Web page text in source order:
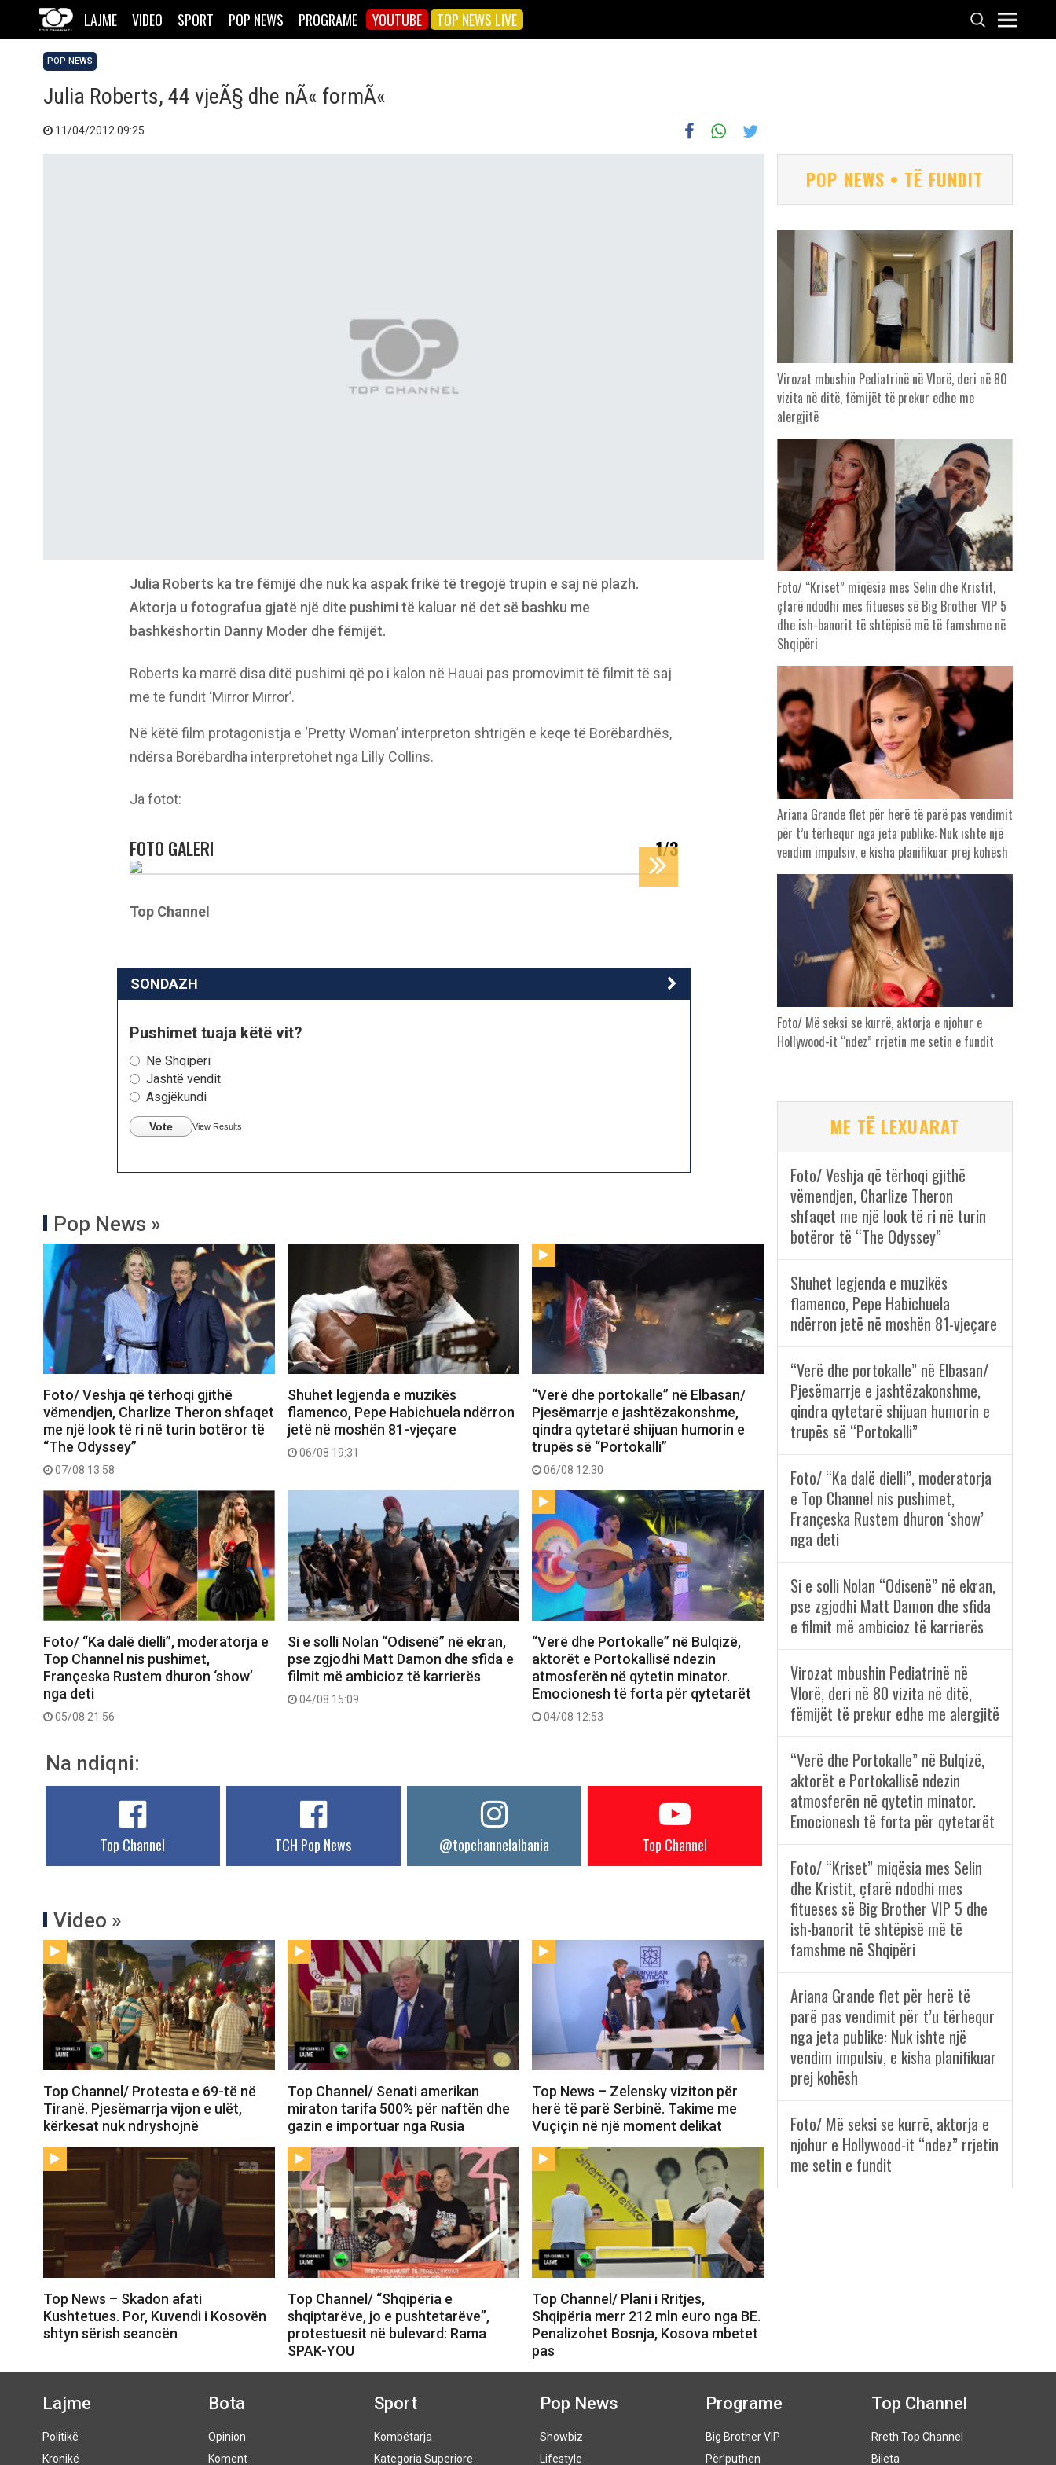
LAJME VIDEO SPORT POP NEWS PROGRAME YOUTUBE TOP NEWS LIVE
POP NEWS
Julia Roberts, 44 vjeÃ§ dhe nÃ« formÃ«
11/04/2012 09:25
Julia Roberts ka tre fëmijë dhe nuk ka aspak frikë të tregojë trupin e saj në plazh.
Aktorja u fotografua gjatë një dite pushimi të kaluar në det së bashku me
bashkëshortin Danny Moder dhe fëmijët.
Roberts ka marrë disa ditë pushimi që po i kalon në Hauai pas promovimit të filmit të saj
më të fundit ‘Mirror Mirror’.
Në këtë film protagonistja e ‘Pretty Woman’ interpreton shtrigën e keqe të Borëbardhës,
ndërsa Borëbardha interpretohet nga Lilly Collins.
Ja fotot:
FOTO GALERI 1/3
Top Channel
SONDAZH
Pushimet tuaja këtë vit?
Në Shqipëri
Jashtë vendit
Asgjëkundi
Vote View Results
Pop News »
Foto/ Veshja që tërhoqi gjithë
vëmendjen, Charlize Theron shfaqet
me një look të ri në turin botëror të
“The Odyssey”
07/08 13:58
Shuhet legjenda e muzikës
flamenco, Pepe Habichuela ndërron
jetë në moshën 81-vjeçare
06/08 19:31
“Verë dhe portokalle” në Elbasan/
Pjesëmarrje e jashtëzakonshme,
qindra qytetarë shijuan humorin e
trupës së “Portokalli”
06/08 12:30
Foto/ “Ka dalë dielli”, moderatorja e
Top Channel nis pushimet,
Françeska Rustem dhuron ‘show’
nga deti
05/08 21:56
Si e solli Nolan “Odisenë” në ekran,
pse zgjodhi Matt Damon dhe sfida e
filmit më ambicioz të karrierës
04/08 15:09
“Verë dhe Portokalle” në Bulqizë,
aktorët e Portokallisë ndezin
atmosferën në qytetin minator.
Emocionesh të forta për qytetarët
04/08 12:53
Na ndiqni:
Top Channel TCH Pop News @topchannelalbania Top Channel
Video »
Top Channel/ Protesta e 69-të në
Tiranë. Pjesëmarrja vijon e ulët,
kërkesat nuk ndryshojnë
Top Channel/ Senati amerikan
miraton tarifa 500% për naftën dhe
gazin e importuar nga Rusia
Top News – Zelensky viziton për
herë të parë Serbinë. Takime me
Vuçiçin në një moment delikat
Top News – Skadon afati
Kushtetues. Por, Kuvendi i Kosovën
shtyn sërish seancën
Top Channel/ “Shqipëria e
shqiptarëve, jo e pushtetarëve”,
protestuesit në bulevard: Rama
SPAK-YOU
Top Channel/ Plani i Rritjes,
Shqipëria merr 212 mln euro nga BE.
Penalizohet Bosnja, Kosova mbetet
pas
POP NEWS • TË FUNDIT
Virozat mbushin Pediatrinë në Vlorë, deri në 80
vizita në ditë, fëmijët të prekur edhe me
alergjitë
Foto/ “Kriset” miqësia mes Selin dhe Kristit,
çfarë ndodhi mes fitueses së Big Brother VIP 5
dhe ish-banorit të shtëpisë më të famshme në
Shqipëri
Ariana Grande flet për herë të parë pas vendimit
për t’u tërhequr nga jeta publike: Nuk ishte një
vendim impulsiv, e kisha planifikuar prej kohësh
Foto/ Më seksi se kurrë, aktorja e njohur e
Hollywood-it “ndez” rrjetin me setin e fundit
ME TË LEXUARAT
Foto/ Veshja që tërhoqi gjithë
vëmendjen, Charlize Theron
shfaqet me një look të ri në turin
botëror të “The Odyssey”
Shuhet legjenda e muzikës
flamenco, Pepe Habichuela
ndërron jetë në moshën 81-vjeçare
“Verë dhe portokalle” në Elbasan/
Pjesëmarrje e jashtëzakonshme,
qindra qytetarë shijuan humorin e
trupës së “Portokalli”
Foto/ “Ka dalë dielli”, moderatorja
e Top Channel nis pushimet,
Françeska Rustem dhuron ‘show’
nga deti
Si e solli Nolan “Odisenë” në ekran,
pse zgjodhi Matt Damon dhe sfida
e filmit më ambicioz të karrierës
Virozat mbushin Pediatrinë në
Vlorë, deri në 80 vizita në ditë,
fëmijët të prekur edhe me alergjitë
“Verë dhe Portokalle” në Bulqizë,
aktorët e Portokallisë ndezin
atmosferën në qytetin minator.
Emocionesh të forta për qytetarët
Foto/ “Kriset” miqësia mes Selin
dhe Kristit, çfarë ndodhi mes
fitueses së Big Brother VIP 5 dhe
ish-banorit të shtëpisë më të
famshme në Shqipëri
Ariana Grande flet për herë të
parë pas vendimit për t’u tërhequr
nga jeta publike: Nuk ishte një
vendim impulsiv, e kisha planifikuar
prej kohësh
Foto/ Më seksi se kurrë, aktorja e
njohur e Hollywood-it “ndez” rrjetin
me setin e fundit
Lajme
Politikë
Kronikë
Bota
Opinion
Koment
Sport
Kombëtarja
Kategoria Superiore
Pop News
Showbiz
Lifestyle
Programe
Big Brother VIP
Për’puthen
Top Channel
Rreth Top Channel
Bileta